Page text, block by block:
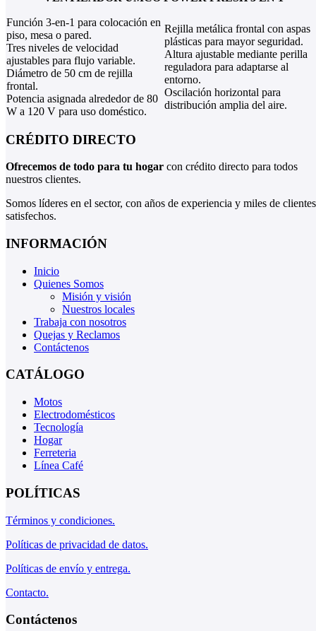
Función 3-en-1 para colocación en
piso, mesa o pared.
Tres niveles de velocidad
ajustables para flujo variable.
Diámetro de 50 cm de rejilla
frontal.
Potencia asignada alrededor de 80
W a 120 V para uso doméstico.
Rejilla metálica frontal con aspas
plásticas para mayor seguridad.
Altura ajustable mediante perilla
reguladora para adaptarse al
entorno.
Oscilación horizontal para
distribución amplia del aire.
CRÉDITO DIRECTO
Ofrecemos de todo para tu hogar con crédito directo para todos
nuestros clientes.
Somos líderes en el sector, con años de experiencia y miles de clientes
satisfechos.
INFORMACIÓN
Inicio
Quienes Somos
Misión y visión
Nuestros locales
Trabaja con nosotros
Quejas y Reclamos
Contáctenos
CATÁLOGO
Motos
Electrodomésticos
Tecnología
Hogar
Ferreteria
Línea Café
POLÍTICAS
Términos y condiciones.
Políticas de privacidad de datos.
Políticas de envío y entrega.
Contacto.
Contáctenos